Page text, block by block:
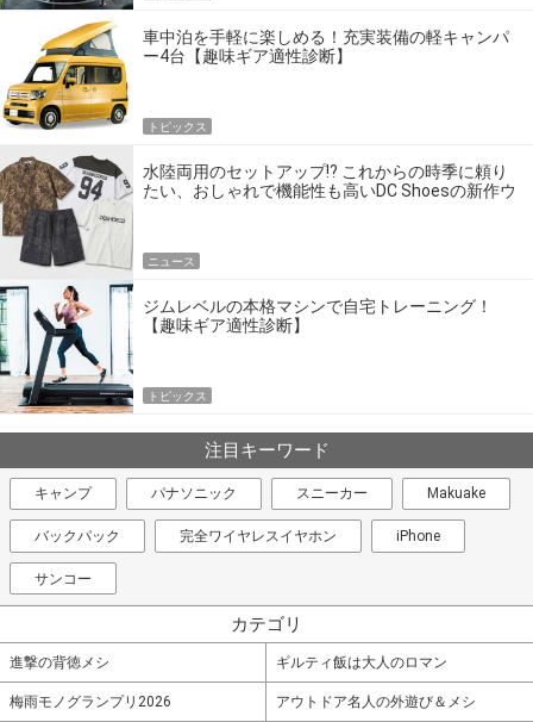
車中泊を手軽に楽しめる！充実装備の軽キャンパ
ー4台【趣味ギア適性診断】
トピックス
水陸両用のセットアップ!? これからの時季に頼り
たい、おしゃれで機能性も高いDC Shoesの新作ウ
ニュース
ジムレベルの本格マシンで自宅トレーニング！
【趣味ギア適性診断】
トピックス
注目キーワード
キャンプ パナソニック スニーカー Makuake
バックパック 完全ワイヤレスイヤホン iPhone
サンコー
カテゴリ
進撃の背徳メシ ギルティ飯は大人のロマン
梅雨モノグランプリ2026 アウトドア名人の外遊び＆メシ